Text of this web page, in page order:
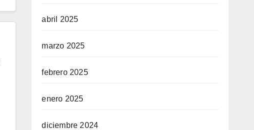
abril 2025
marzo 2025
febrero 2025
enero 2025
diciembre 2024